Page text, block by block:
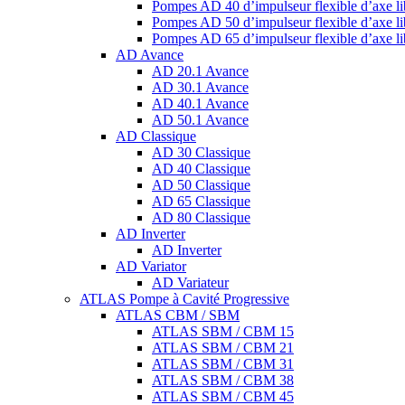
Pompes AD 40 d’impulseur flexible d’axe
Pompes AD 50 d’impulseur flexible d’axe
Pompes AD 65 d’impulseur flexible d’axe
AD Avance
AD 20.1 Avance
AD 30.1 Avance
AD 40.1 Avance
AD 50.1 Avance
AD Classique
AD 30 Classique
AD 40 Classique
AD 50 Classique
AD 65 Classique
AD 80 Classique
AD Inverter
AD Inverter
AD Variator
AD Variateur
ATLAS Pompe à Cavité Progressive
ATLAS CBM / SBM
ATLAS SBM / CBM 15
ATLAS SBM / CBM 21
ATLAS SBM / CBM 31
ATLAS SBM / CBM 38
ATLAS SBM / CBM 45